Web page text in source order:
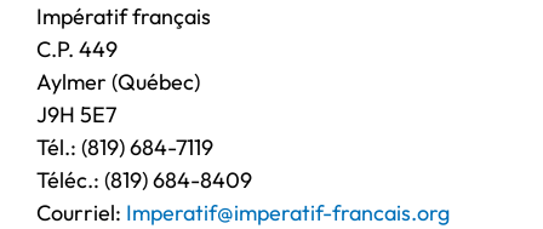
Impératif français
C.P. 449
Aylmer (Québec)
J9H 5E7
Tél.: (819) 684-7119
Téléc.: (819) 684-8409
Courriel: Imperatif@imperatif-francais.org